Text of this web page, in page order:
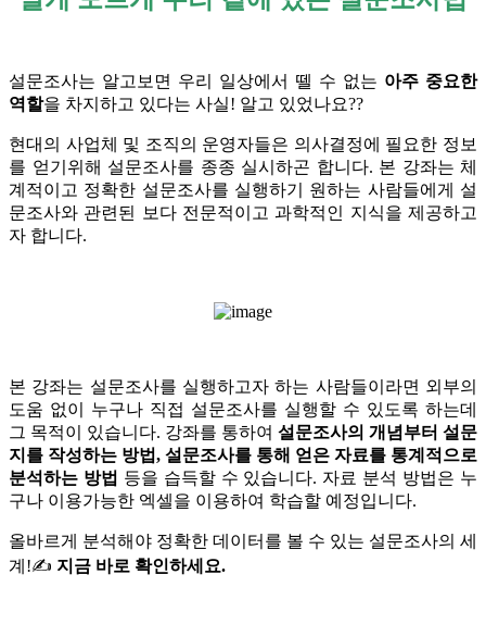
설문조사는 알고보면 우리 일상에서 뗄 수 없는 아주 중요한
역할을 차지하고 있다는 사실! 알고 있었나요??
현대의 사업체 및 조직의 운영자들은 의사결정에 필요한 정보
를 얻기위해 설문조사를 종종 실시하곤 합니다. 본 강좌는 체
계적이고 정확한 설문조사를 실행하기 원하는 사람들에게 설
문조사와 관련된 보다 전문적이고 과학적인 지식을 제공하고
자 합니다.
본 강좌는 설문조사를 실행하고자 하는 사람들이라면 외부의
도움 없이 누구나 직접 설문조사를 실행할 수 있도록 하는데
그 목적이 있습니다. 강좌를 통하여 설문조사의 개념부터 설문
지를 작성하는 방법, 설문조사를 통해 얻은 자료를 통계적으로
분석하는 방법 등을 습득할 수 있습니다. 자료 분석 방법은 누
구나 이용가능한 엑셀을 이용하여 학습할 예정입니다.
올바르게 분석해야 정확한 데이터를 볼 수 있는 설문조사의 세
계!✍ 지금 바로 확인하세요.